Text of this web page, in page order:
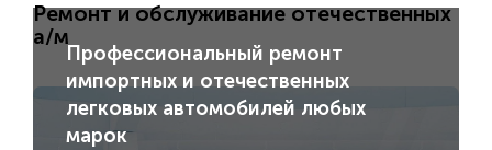
Ремонт и обслуживание отечественных
а/м
Профессиональный ремонт
импортных и отечественных
легковых автомобилей любых
марок